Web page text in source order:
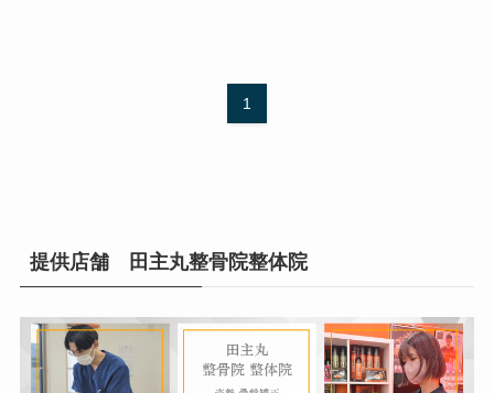
1
提供店舗 田主丸整骨院整体院